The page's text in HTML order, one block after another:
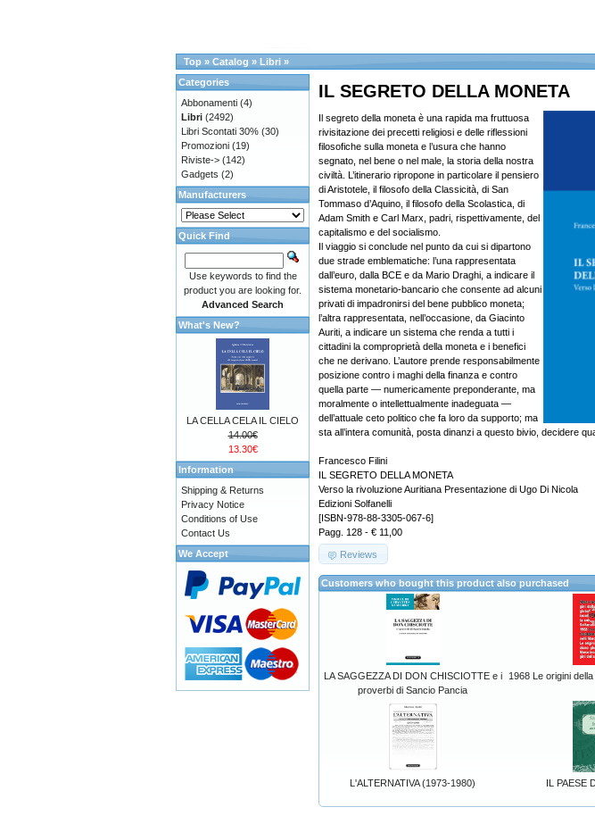
Top » Catalog » Libri »
IL SEGRETO DELLA MONETA
Il segreto della moneta è una rapida ma fruttuosa
rivisitazione dei precetti religiosi e delle riflessioni
filosofiche sulla moneta e l’usura che hanno
segnato, nel bene o nel male, la storia della nostra
civiltà. L’itinerario ripropone in particolare il pensiero
di Aristotele, il filosofo della Classicità, di San
Tommaso d’Aquino, il filosofo della Scolastica, di
Adam Smith e Carl Marx, padri, rispettivamente, del
capitalismo e del socialismo.
Il viaggio si conclude nel punto da cui si dipartono
due strade emblematiche: l’una rappresentata
dall’euro, dalla BCE e da Mario Draghi, a indicare il
sistema monetario-bancario che consente ad alcuni
privati di impadronirsi del bene pubblico moneta;
l’altra rappresentata, nell’occasione, da Giacinto
Auriti, a indicare un sistema che renda a tutti i
cittadini la comproprietà della moneta e i benefici
che ne derivano. L’autore prende responsabilmente
posizione contro i maghi della finanza e contro
quella parte — numericamente preponderante, ma
moralmente o intellettualmente inadeguata —
dell’attuale ceto politico che fa loro da supporto; ma
sta all’intera comunità, posta dinanzi a questo bivio, decidere
Francesco Filini
IL SEGRETO DELLA MONETA
Verso la rivoluzione Auritiana Presentazione di Ugo Di Nicola
Edizioni Solfanelli
[ISBN-978-88-3305-067-6]
Pagg. 128 - € 11,00
Reviews
Customers who bought this product also purchased
LA SAGGEZZA DI DON CHISCIOTTE e i
proverbi di Sancio Pancia
1968 Le origini
L'ALTERNATIVA (1973-1980) IL PAESE
Categories
Abbonamenti (4)
Libri (2492)
Libri Scontati 30% (30)
Promozioni (19)
Riviste-> (142)
Gadgets (2)
Manufacturers
Quick Find
Use keywords to find the
product you are looking for.
Advanced Search
What's New?
LA CELLA CELA IL CIELO
14.00€
13.30€
Information
Shipping & Returns
Privacy Notice
Conditions of Use
Contact Us
We Accept